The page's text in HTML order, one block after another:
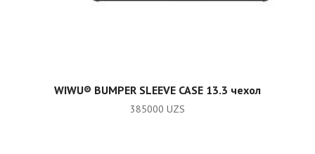
ADD TO CART
WIWU®️ BUMPER SLEEVE CASE 13.3 чехол
385000 UZS